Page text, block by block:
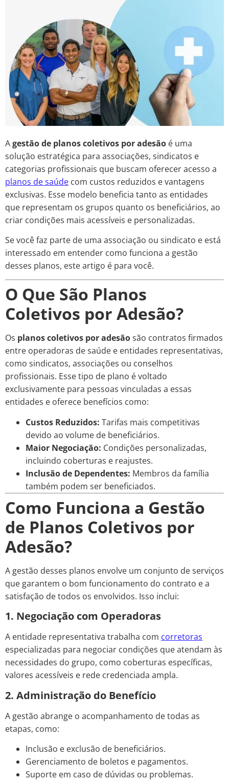
Agestão de planos coletivos por adesão é uma
solução estratégica para associações, sindicatos e
categorias profissionais que buscam oferecer acesso a
planos de saúde com custos reduzidos e vantagens
exclusivas. Esse modelo beneficia tanto as entidades
que representam os grupos quanto os beneficiários, ao
criar condições mais acessíveis e personalizadas.
Se você faz parte de uma associação ou sindicato e está
interessado em entender como funciona a gestão
desses planos, este artigo é para você.
O Que São Planos
Coletivos por Adesão?
Os planos coletivos por adesãosão contratos firmados
entre operadoras de saúde e entidades representativas,
como sindicatos, associações ou conselhos
profissionais. Esse tipo de plano é voltado
exclusivamente para pessoas vinculadas a essas
entidades e oferece benefícios como:
Custos Reduzidos: Tarifas mais competitivas
devido ao volume de beneficiários.
Maior Negociação: Condições personalizadas,
incluindo coberturas e reajustes.
Inclusão de Dependentes: Membros da família
também podem ser beneficiados.
Como Funciona a Gestão
de Planos Coletivos por
Adesão?
A gestão desses planos envolve um conjunto de serviços
que garantem o bom funcionamento do contrato e a
satisfação de todos os envolvidos. Isso inclui:
1. Negociação com Operadoras
A entidade representativa trabalha com corretoras
especializadas para negociar condições que atendam às
necessidades do grupo, como coberturas específicas,
valores acessíveis e rede credenciada ampla.
2. Administração do Benefício
A gestão abrange o acompanhamento de todas as
etapas, como:
Inclusão e exclusão de beneficiários.
Gerenciamento de boletos e pagamentos.
Suporte em caso de dúvidas ou problemas.